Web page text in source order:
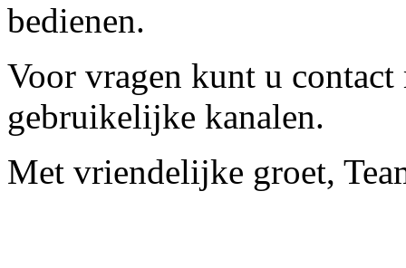
bedienen.
Voor vragen kunt u contact
gebruikelijke kanalen.
Met vriendelijke groet,